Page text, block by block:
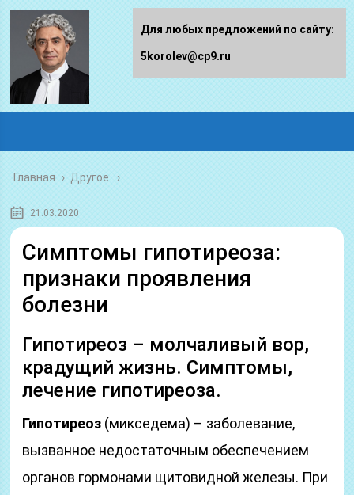
Главная › Другое
21.03.2020
Симптомы гипотиреоза:
признаки проявления
болезни
Гипотиреоз – молчаливый вор,
крадущий жизнь. Симптомы,
лечение гипотиреоза.
Гипотиреоз (микседема) – заболевание,
вызванное недостаточным обеспечением
органов гормонами щитовидной железы. При
Для любых предложений по сайту:
5korolev@cp9.ru